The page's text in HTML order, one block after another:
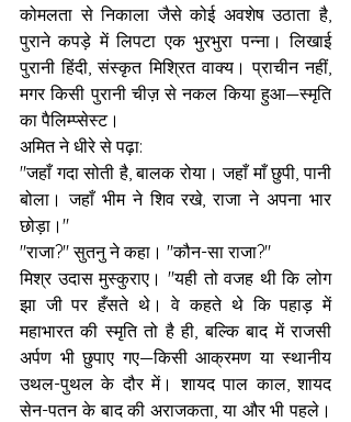
कोमलता से निकाला जैसे कोई अवशेष उठाता है,
पुराने कपड़े में लिपटा एक भुरभुरा पन्ना। लिखाई
पुरानी हिंदी, संस्कृत मिश्रित वाक्य। प्राचीन नहीं,
मगर किसी पुरानी चीज़ से नकल किया हुआ—स्मृति
का पैलिम्प्सेस्ट।
अमित ने धीरे से पढ़ा:
"जहाँ गदा सोती है, बालक रोया। जहाँ माँ छुपी, पानी
बोला। जहाँ भीम ने शिव रखे, राजा ने अपना भार
छोड़ा।"
"राजा?" सुतनु ने कहा। "कौन-सा राजा?"
मिश्र उदास मुस्कुराए। "यही तो वजह थी कि लोग
झा जी पर हँसते थे। वे कहते थे कि पहाड़ में
महाभारत की स्मृति तो है ही, बल्कि बाद में राजसी
अर्पण भी छुपाए गए—किसी आक्रमण या स्थानीय
उथल-पुथल के दौर में। शायद पाल काल, शायद
सेन-पतन के बाद की अराजकता, या और भी पहले।